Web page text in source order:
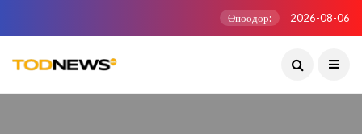
Өнөөдөр: 2026-08-06